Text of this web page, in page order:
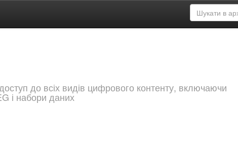
до всіх видів цифрового контенту, включаючи
і набори даних